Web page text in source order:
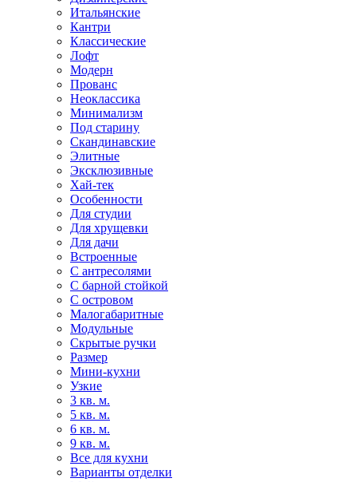
Итальянские
Кантри
Классические
Лофт
Модерн
Прованс
Неоклассика
Минимализм
Под старину
Скандинавские
Элитные
Эксклюзивные
Хай-тек
Особенности
Для студии
Для хрущевки
Для дачи
Встроенные
С антресолями
С барной стойкой
С островом
Малогабаритные
Модульные
Скрытые ручки
Размер
Мини-кухни
Узкие
3 кв. м.
5 кв. м.
6 кв. м.
9 кв. м.
Все для кухни
Варианты отделки